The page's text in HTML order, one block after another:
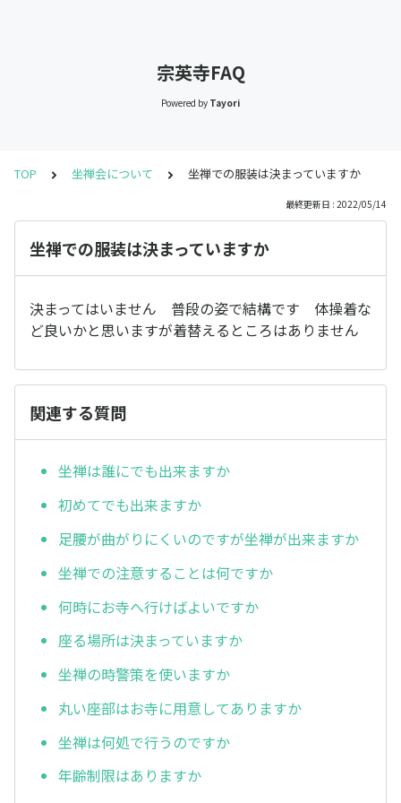
宗英寺FAQ
Powered by Tayori
TOP 坐禅会について 坐禅での服装は決まっていますか
最終更新日 : 2022/05/14
坐禅での服装は決まっていますか
決まってはいません 普段の姿で結構です 体操着な
ど良いかと思いますが着替えるところはありません
関連する質問
坐禅は誰にでも出来ますか
初めてでも出来ますか
足腰が曲がりにくいのですが坐禅が出来ますか
坐禅での注意することは何ですか
何時にお寺へ行けばよいですか
座る場所は決まっていますか
坐禅の時警策を使いますか
丸い座部はお寺に用意してありますか
坐禅は何処で行うのですか
年齢制限はありますか